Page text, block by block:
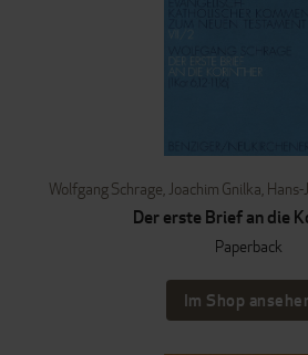
Wolfgang Schrage, Joachim Gnilka, Hans-
Der erste Brief an die
Paperback
Im Shop